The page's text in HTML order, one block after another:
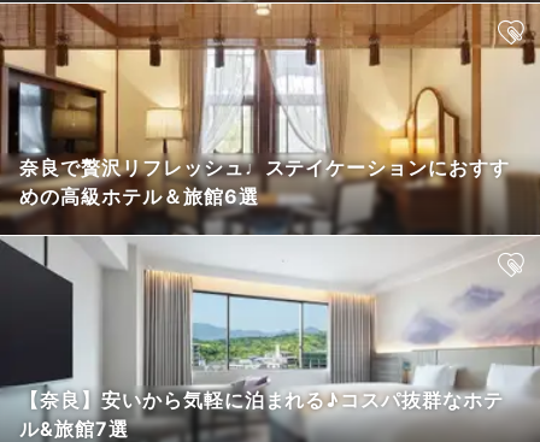
奈良で贅沢リフレッシュ♩ステイケーションにおすす
めの高級ホテル＆旅館6選
【奈良】安いから気軽に泊まれる♪コスパ抜群なホテ
ル&旅館7選